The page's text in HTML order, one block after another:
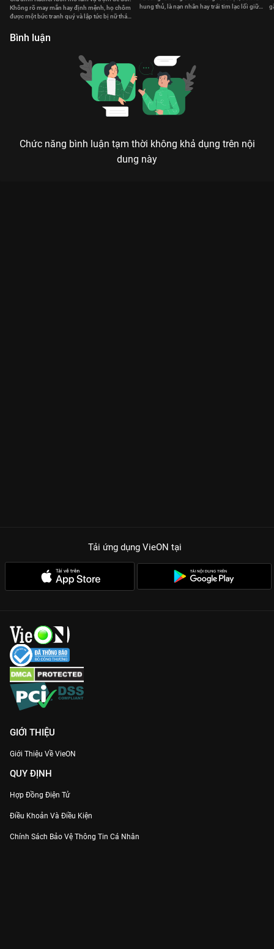
Không rõ may mắn hay định mệnh, họ chôm
được một bức tranh quý và lập tức bị nữ thám
hung thủ, là nạn nhân hay trái tim lạc lối giữa
Bình luận
Chức năng bình luận tạm thời không khả dụng trên nội
dung này
Tải ứng dụng VieON tại
GIỚI THIỆU
Giới Thiệu Về VieON
QUY ĐỊNH
Hợp Đồng Điện Tử
Điều Khoản Và Điều Kiện
Chính Sách Bảo Vệ Thông Tin Cá Nhân